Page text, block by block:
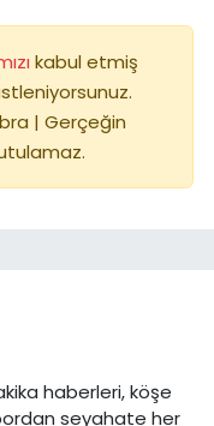
kabul etmiş
| Gerçeğin
haberleri, köşe
seyahate her